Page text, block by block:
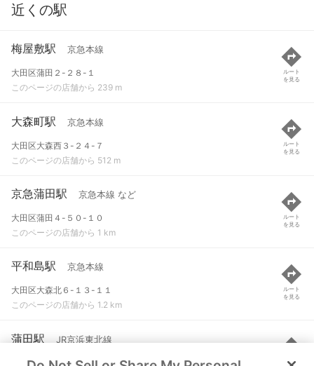
近くの駅
梅屋敷駅 京急本線
大田区蒲田２-２８-１
このページの店舗から 239 m
ルート
を見る
大森町駅 京急本線
大田区大森西３-２４-７
このページの店舗から 512 m
ルート
を見る
京急蒲田駅 京急本線 など
大田区蒲田４-５０-１０
このページの店舗から 1 km
ルート
を見る
平和島駅 京急本線
大田区大森北６-１３-１１
このページの店舗から 1.2 km
ルート
を見る
蒲田駅 JR京浜東北線
大田区蒲田５丁目
ルート